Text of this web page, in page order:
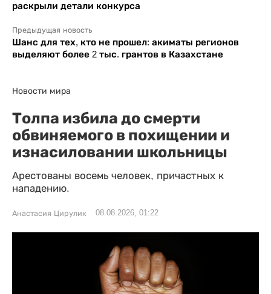
раскрыли детали конкурса
Предыдущая новость
Шанс для тех, кто не прошел: акиматы регионов
выделяют более 2 тыс. грантов в Казахстане
Новости мира
Толпа избила до смерти
обвиняемого в похищении и
изнасиловании школьницы
Арестованы восемь человек, причастных к
нападению.
Анастасия Цирулик 08.08.2026, 01:22